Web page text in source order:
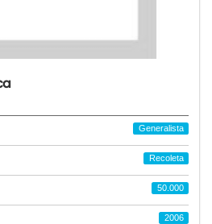
Generalista
Recoleta
50.000
2006